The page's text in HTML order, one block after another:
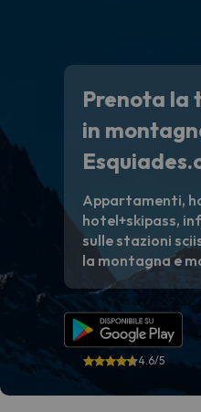
Prenota la
in
Appartamenti,
hotel+skipass,
sulle stazioni
la montagna e
4.6/5